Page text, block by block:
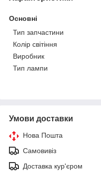
Основні
Тип запчастини
Колір світіння
Виробник
Тип лампи
Умови доставки
Нова Пошта
Самовивіз
Доставка кур'єром